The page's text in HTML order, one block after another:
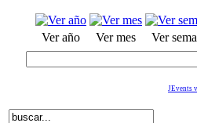
Ver año Ver mes Ver
JEvents